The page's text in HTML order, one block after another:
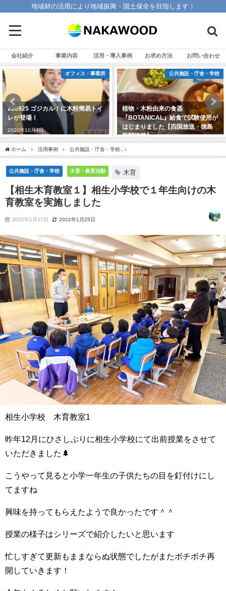
地域材の活用により地域振興・国土保全を目指します！
会社紹介 事業内容 活用・導入事例 お求め方法 お問い合わせ
オフィス・事業所
200925 ゴジカル！に木粉簡易トイ
レが登場！
2020年10月4日
公共施設・庁舎・学校
植物・木粉由来の食器
『BOTANICAL』給食で試験使用が
はじまりました【四国放送・徳島
新聞掲載】
2023年11月9日
ホーム 活用事例 公共施設・庁舎・学校
公共施設・庁舎・学校 木育・教育活動 木育
【相生木育教室１】相生小学校で１年生向けの木
育教室を実施しました
2022年1月17日 2022年1月25日
相生小学校 木育教室1
昨年12月にひさしぶりに相生小学校にて出前授業をさせて
いただきました🌲
こうやって見ると小学一年生の子供たちの目を釘付けにし
てますね
興味を持ってもらえたようで良かったです＾＾
授業の様子はシリーズで紹介したいと思います
忙しすぎて更新もままならぬ状態でしたがまたボチボチ再
開していきます！